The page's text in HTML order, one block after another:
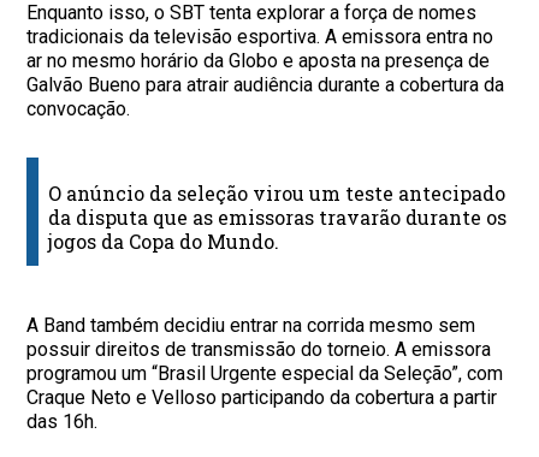
Enquanto isso, o SBT tenta explorar a força de nomes
tradicionais da televisão esportiva. A emissora entra no
ar no mesmo horário da Globo e aposta na presença de
Galvão Bueno para atrair audiência durante a cobertura da
convocação.
O anúncio da seleção virou um teste antecipado
da disputa que as emissoras travarão durante os
jogos da Copa do Mundo.
A Band também decidiu entrar na corrida mesmo sem
possuir direitos de transmissão do torneio. A emissora
programou um “Brasil Urgente especial da Seleção”, com
Craque Neto e Velloso participando da cobertura a partir
das 16h.